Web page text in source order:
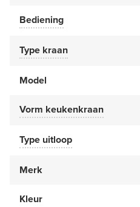
Bediening
Type kraan
Model
Vorm keukenkraan
Type uitloop
Merk
Kleur